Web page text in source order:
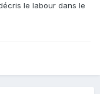
le labour dans le